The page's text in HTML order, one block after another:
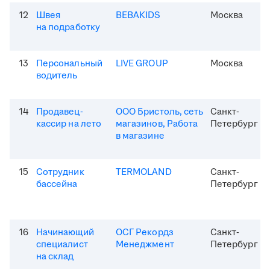
12
Швея
на подработку
BEBAKIDS Москва
13
Персональный
водитель
LIVE GROUP Москва
14
Продавец-
кассир на лето
ООО Бристоль, сеть
магазинов, Работа
в магазине
Санкт-
Петербург
15
Сотрудник
бассейна
TERMOLAND
Санкт-
Петербург
16
Начинающий
специалист
на склад
ОСГ Рекордз
Менеджмент
Санкт-
Петербург